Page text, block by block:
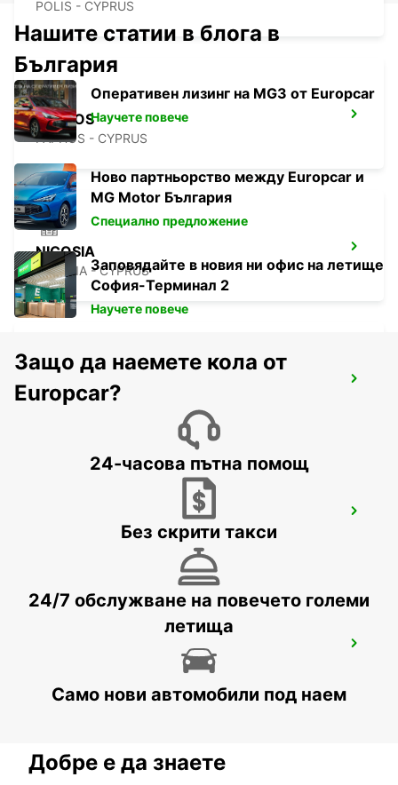
POLIS - CYPRUS
PAPHOS
PAPHOS - CYPRUS
NICOSIA
NICOSIA - CYPRUS
LARNACA
LARNACA - CYPRUS
LARNACA - CYPRUS
Нашите статии в блога в
България
Оперативен лизинг на MG3 от Europcar
Научете повече
Ново партньорство между Europcar и
MG Motor България
Специално предложение
Заповядайте в новия ни офис на летище
София-Терминал 2
Научете повече
Защо да наемете кола от
Europcar?
24-часова пътна помощ
Без скрити такси
24/7 обслужване на повечето големи
летища
Само нови автомобили под наем
Добре е да знаете